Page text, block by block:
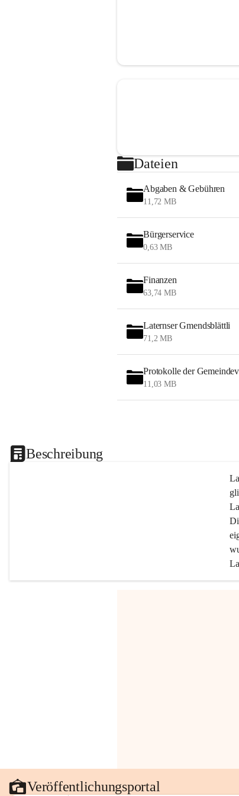
Dateien
Abgaben & Gebühren
11,72 MB
Bürgerservice
0,63 MB
Finanzen
63,74 MB
Laternser Gmendsblättli
71,2 MB
Protokolle der
11,03 MB
Beschreibung
Veröffentlichungsportal